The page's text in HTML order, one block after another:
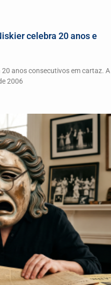
celebra 20 anos e
20 anos consecutivos em cartaz. A
2006